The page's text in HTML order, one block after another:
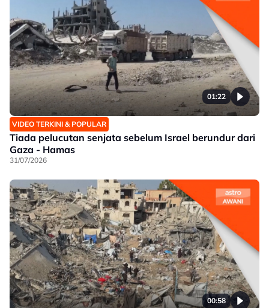
01:22
VIDEO TERKINI & POPULAR
Tiada pelucutan senjata sebelum Israel berundur dari
Gaza - Hamas
31/07/2026
00:58